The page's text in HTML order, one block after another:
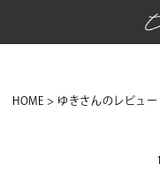
HOME ゆきさんのレビュー
1